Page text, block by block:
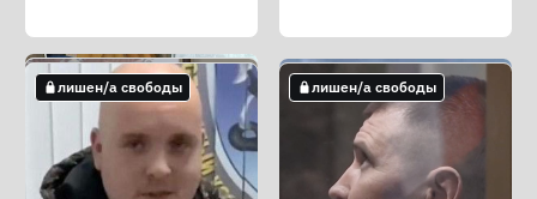
лишен/а свободы
не лишен/а свободы лишен/а свободы
лишен/а свободы лишен/а свободы